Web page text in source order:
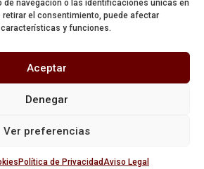
navegación o las identificaciones únicas en
el consentimiento, puede afectar
y funciones.
Aceptar
Denegar
Ver preferencias
Política de PrivacidadAviso Legal
608 84 84 82
